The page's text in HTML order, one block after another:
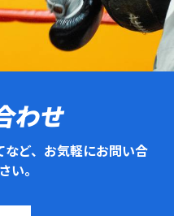
わせ
ど、お気軽にお問い合
い。